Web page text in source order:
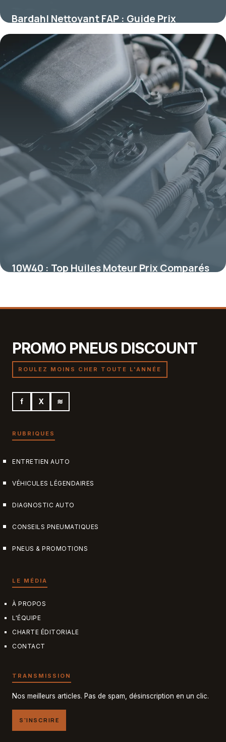
Bardahl Nettoyant FAP : Guide Prix
Efficacité
8 juillet 2026
10W40 : Top Huiles Moteur Prix Comparés
PROMO PNEUS DISCOUNT
ROULEZ MOINS CHER TOUTE L'ANNÉE
f X ≋
RUBRIQUES
ENTRETIEN AUTO
VÉHICULES LÉGENDAIRES
DIAGNOSTIC AUTO
CONSEILS PNEUMATIQUES
PNEUS & PROMOTIONS
LE MÉDIA
À PROPOS
L'ÉQUIPE
CHARTE ÉDITORIALE
CONTACT
TRANSMISSION
Nos meilleurs articles. Pas de spam, désinscription en un clic.
S'INSCRIRE